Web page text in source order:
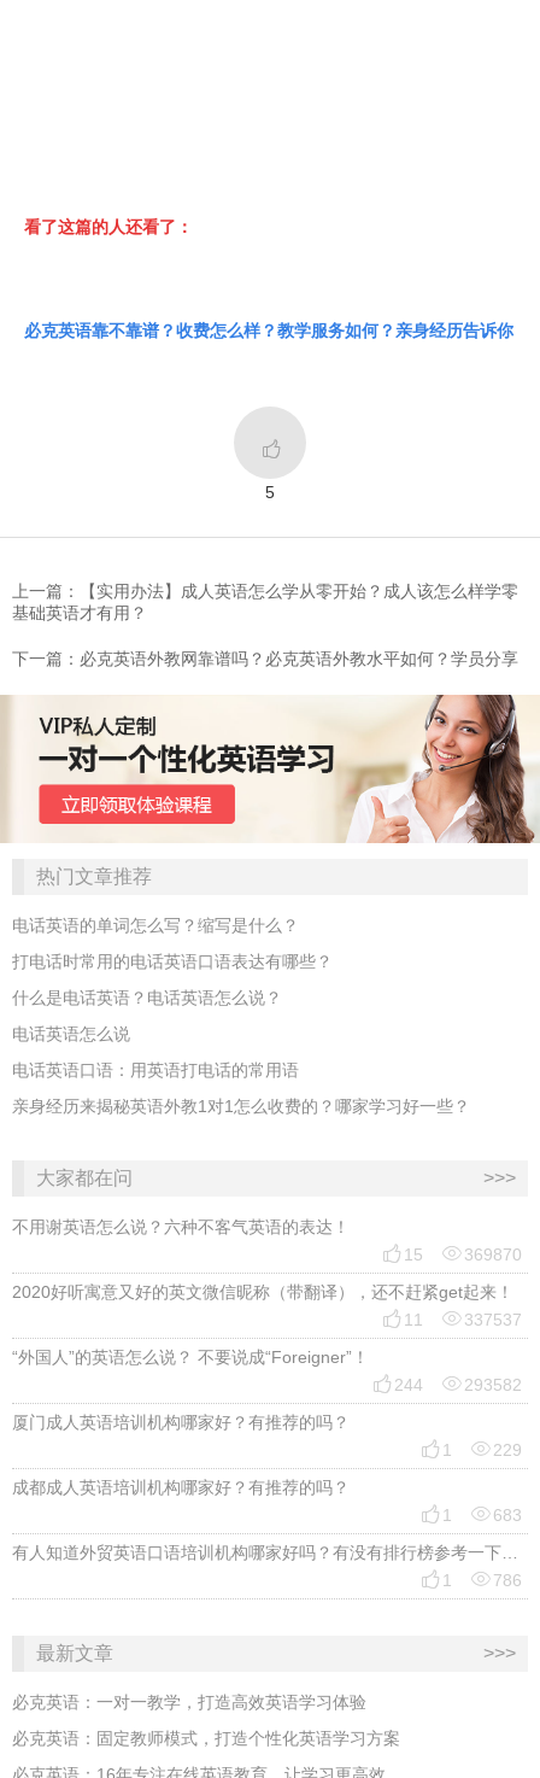
看了这篇的人还看了：
必克英语靠不靠谱？收费怎么样？教学服务如何？亲身经历告诉你

5
上一篇：​【实用办法】成人英语怎么学从零开始？成人该怎么样学零
基础英语才有用？
下一篇：必克英语外教网靠谱吗？必克英语外教水平如何？学员分享
热门文章推荐
电话英语的单词怎么写？缩写是什么？
打电话时常用的电话英语口语表达有哪些？
什么是电话英语？电话英语怎么说？
电话英语怎么说
电话英语口语：用英语打电话的常用语
亲身经历来揭秘英语外教1对1怎么收费的？哪家学习好一些？
大家都在问 >>>
不用谢英语怎么说？六种不客气英语的表达！
 15 369870
2020好听寓意又好的英文微信昵称（带翻译），还不赶紧get起来！
 11 337537
“外国人”的英语怎么说？ 不要说成“Foreigner”！
 244 293582
厦门成人英语培训机构哪家好？有推荐的吗？
 1 229
成都成人英语培训机构哪家好？有推荐的吗？
 1 683
有人知道外贸英语口语培训机构哪家好吗？有没有排行榜参考一下？最好说下费用
 1 786
最新文章 >>>
必克英语：一对一教学，打造高效英语学习体验
必克英语：固定教师模式，打造个性化英语学习方案